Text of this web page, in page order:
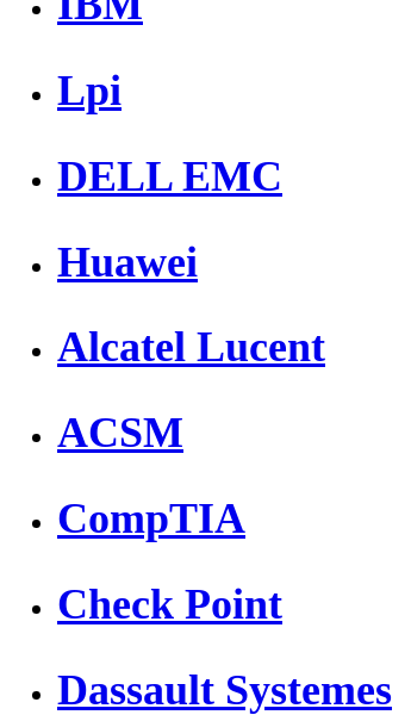
Lpi
DELL EMC
Huawei
Alcatel Lucent
ACSM
CompTIA
Check Point
Dassault Systemes